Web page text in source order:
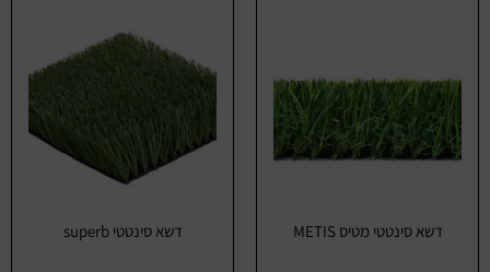
דשא סינטטי מטיס METIS דשא סינטטי superb